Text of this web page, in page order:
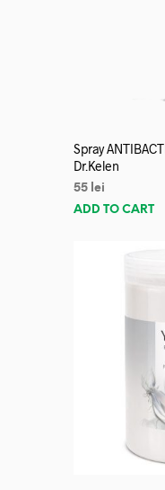
Spray
Dr.Kelen
55 lei
ADD TO CART